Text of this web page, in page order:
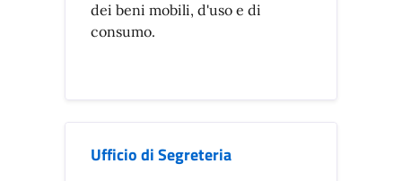
dei beni mobili, d'uso e di
consumo.
Ufficio di Segreteria